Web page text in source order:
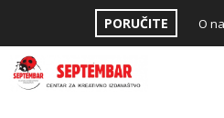
content
PORUČITE O